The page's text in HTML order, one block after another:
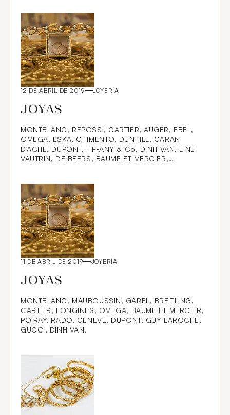
RION, SOUFFLOT, TETARD. Argenterie XVIIIe, XIXe,
Art déco : plat curons, tastevins, tasses à cidre,
tabatière 1732, couteaux DOUAI, timbales,
cafetière, légumier CHARLES X, sucrier Coq de l'An
V, couverts NICOLAS COLLIER 1776 et DOUAI 1749-
52, TRAIZEGNIES, Plat PARIS 1736, saupoudreuses,
cuillers à sucre, cuillers à crème, cuillers à moka,
cuillers à thé-café, fourchettes à melon cantaloup,
cuillers à compote, pelles à fraises, pelles à
poisson, couteaux ébène ou vermeil, chausse pied,
objets de vitrine, BACCARAT HARCOURT, SAINT-
FEODOR IVANOV, NICOLAS & PLINCKE,
BREDENBERG 1800, ROUMANIE, POLOGNE, HUNT &
ROSKELL, CACHETS à CIRE et SCEAUX XVIIIe et
XIXe, JUDAICA, Suite de MESURES ETAIN XIXe,
GENERALE TRANSATLANTIQUE, sucrier HOLLAND
collezione PETOCHI 1877
12 DE ABRIL DE 2019 JOYERÍA
JOYAS
MONTBLANC, REPOSSI, CARTIER, AUGER, EBEL,
OMEGA, ESKA, CHIMENTO, DUNHILL, CARAN
D'ACHE, DUPONT, TIFFANY & Co, DINH VAN, LINE
VAUTRIN, DE BEERS, BAUME ET MERCIER,
11 DE ABRIL DE 2019 JOYERÍA
JOYAS
MONTBLANC, MAUBOUSSIN, GAREL, BREITLING,
CARTIER, LONGINES, OMEGA, BAUME ET MERCIER,
POIRAY, RADO, GENEVE, DUPONT, GUY LAROCHE,
GUCCI, DINH VAN,